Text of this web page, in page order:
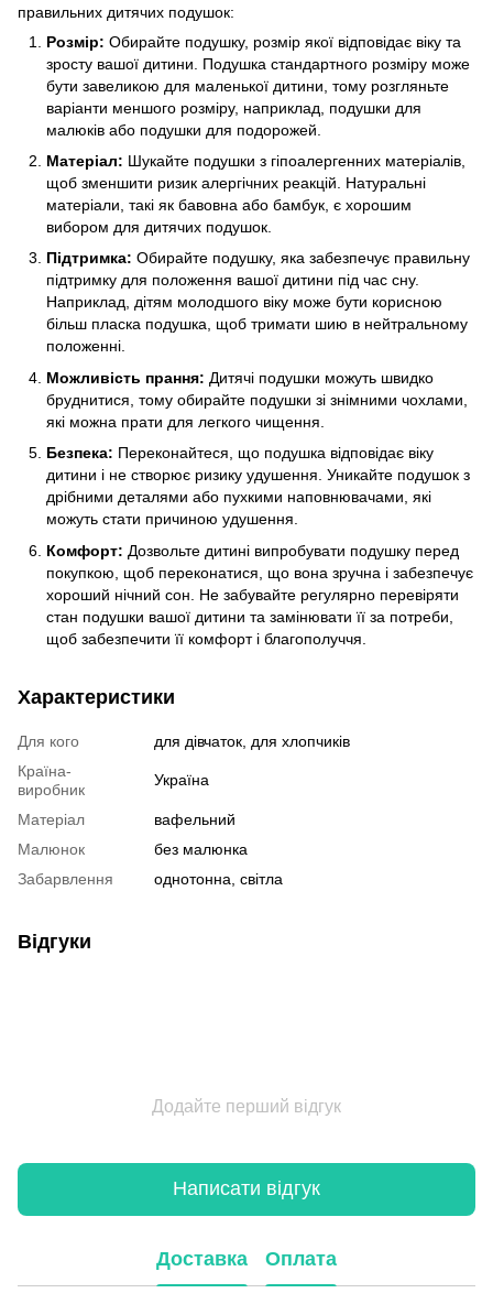
правильних дитячих подушок:
Розмір: Обирайте подушку, розмір якої відповідає віку та
зросту вашої дитини. Подушка стандартного розміру може
бути завеликою для маленької дитини, тому розгляньте
варіанти меншого розміру, наприклад, подушки для
малюків або подушки для подорожей.
Матеріал: Шукайте подушки з гіпоалергенних матеріалів,
щоб зменшити ризик алергічних реакцій. Натуральні
матеріали, такі як бавовна або бамбук, є хорошим
вибором для дитячих подушок.
Підтримка: Обирайте подушку, яка забезпечує правильну
підтримку для положення вашої дитини під час сну.
Наприклад, дітям молодшого віку може бути корисною
більш пласка подушка, щоб тримати шию в нейтральному
положенні.
Можливість прання: Дитячі подушки можуть швидко
бруднитися, тому обирайте подушки зі знімними чохлами,
які можна прати для легкого чищення.
Безпека: Переконайтеся, що подушка відповідає віку
дитини і не створює ризику удушення. Уникайте подушок з
дрібними деталями або пухкими наповнювачами, які
можуть стати причиною удушення.
Комфорт: Дозвольте дитині випробувати подушку перед
покупкою, щоб переконатися, що вона зручна і забезпечує
хороший нічний сон. Не забувайте регулярно перевіряти
стан подушки вашої дитини та замінювати її за потреби,
щоб забезпечити її комфорт і благополуччя.
Характеристики
Для кого
для дівчаток, для хлопчиків
Країна-
виробник
Україна
Матеріал
вафельний
Малюнок
без малюнка
Забарвлення
однотонна, світла
Відгуки
Додайте перший відгук
Написати відгук
Доставка Оплата